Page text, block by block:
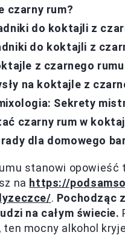
czarny rum?
do koktajli z
do koktajli z
z czarnego
na koktajle z
Sekrety
czarny rum w
dla domowego
stanowi opowieść
na https://
. Pochodząc
na całym świecie.
ten mocny alkohol